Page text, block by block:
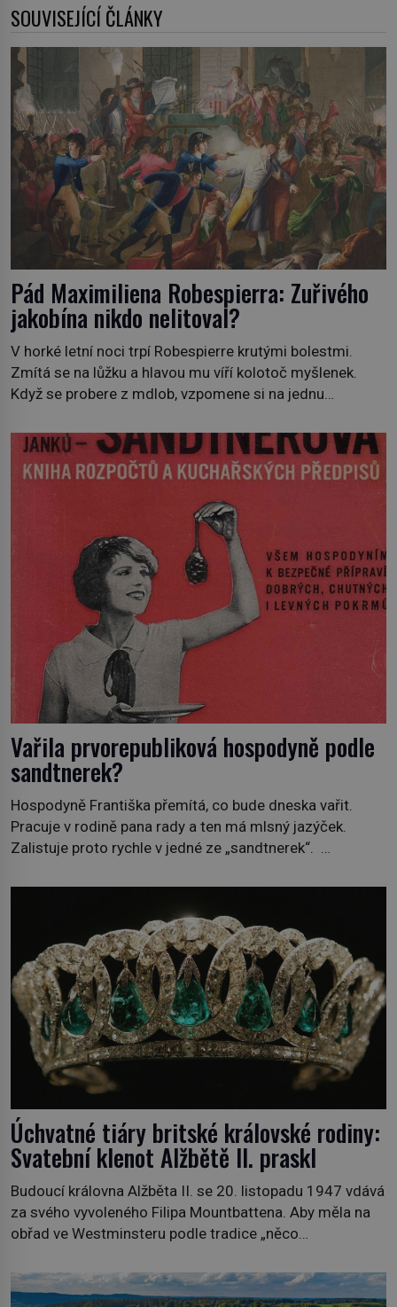
SOUVISEJÍCÍ ČLÁNKY
Pád Maximiliena Robespierra: Zuřivého
jakobína nikdo nelitoval?
V horké letní noci trpí Robespierre krutými bolestmi.
Zmítá se na lůžku a hlavou mu víří kolotoč myšlenek.
Když se probere z mdlob, vzpomene si na jednu
Prorokovala mu tragický osud. Tehdy se jí vysmál.
„Robespierre to dotáhne hodně daleko,“ prohlásil o něm
jiný významný francouzský revolucionář, Honoré de
Vařila prvorepubliková hospodyně podle
sandtnerek?
Hospodyně Františka přemítá, co bude dneska vařit.
Pracuje v rodině pana rady a ten má mlsný jazýček.
Zalistuje proto rychle v jedné ze „sandtnerek“.
povzdechne si směrem ke služce, kterou má v kuchyni k
ruce. Ještě v prvních letech nové republiky fungoval kvůli
nedostatku zboží přídělový systém. […]
Úchvatné tiáry britské královské rodiny:
Svatební klenot Alžbětě II. praskl
Budoucí královna Alžběta II. se 20. listopadu 1947 vdává
za svého vyvoleného Filipa Mountbattena. Aby měla na
obřad ve Westminsteru podle tradice „něco
soukromé kolekce – diamantovou tiáru královny Marie.
„Je to ošklivá špičatá tiára,“ zhodnotil klenot britský